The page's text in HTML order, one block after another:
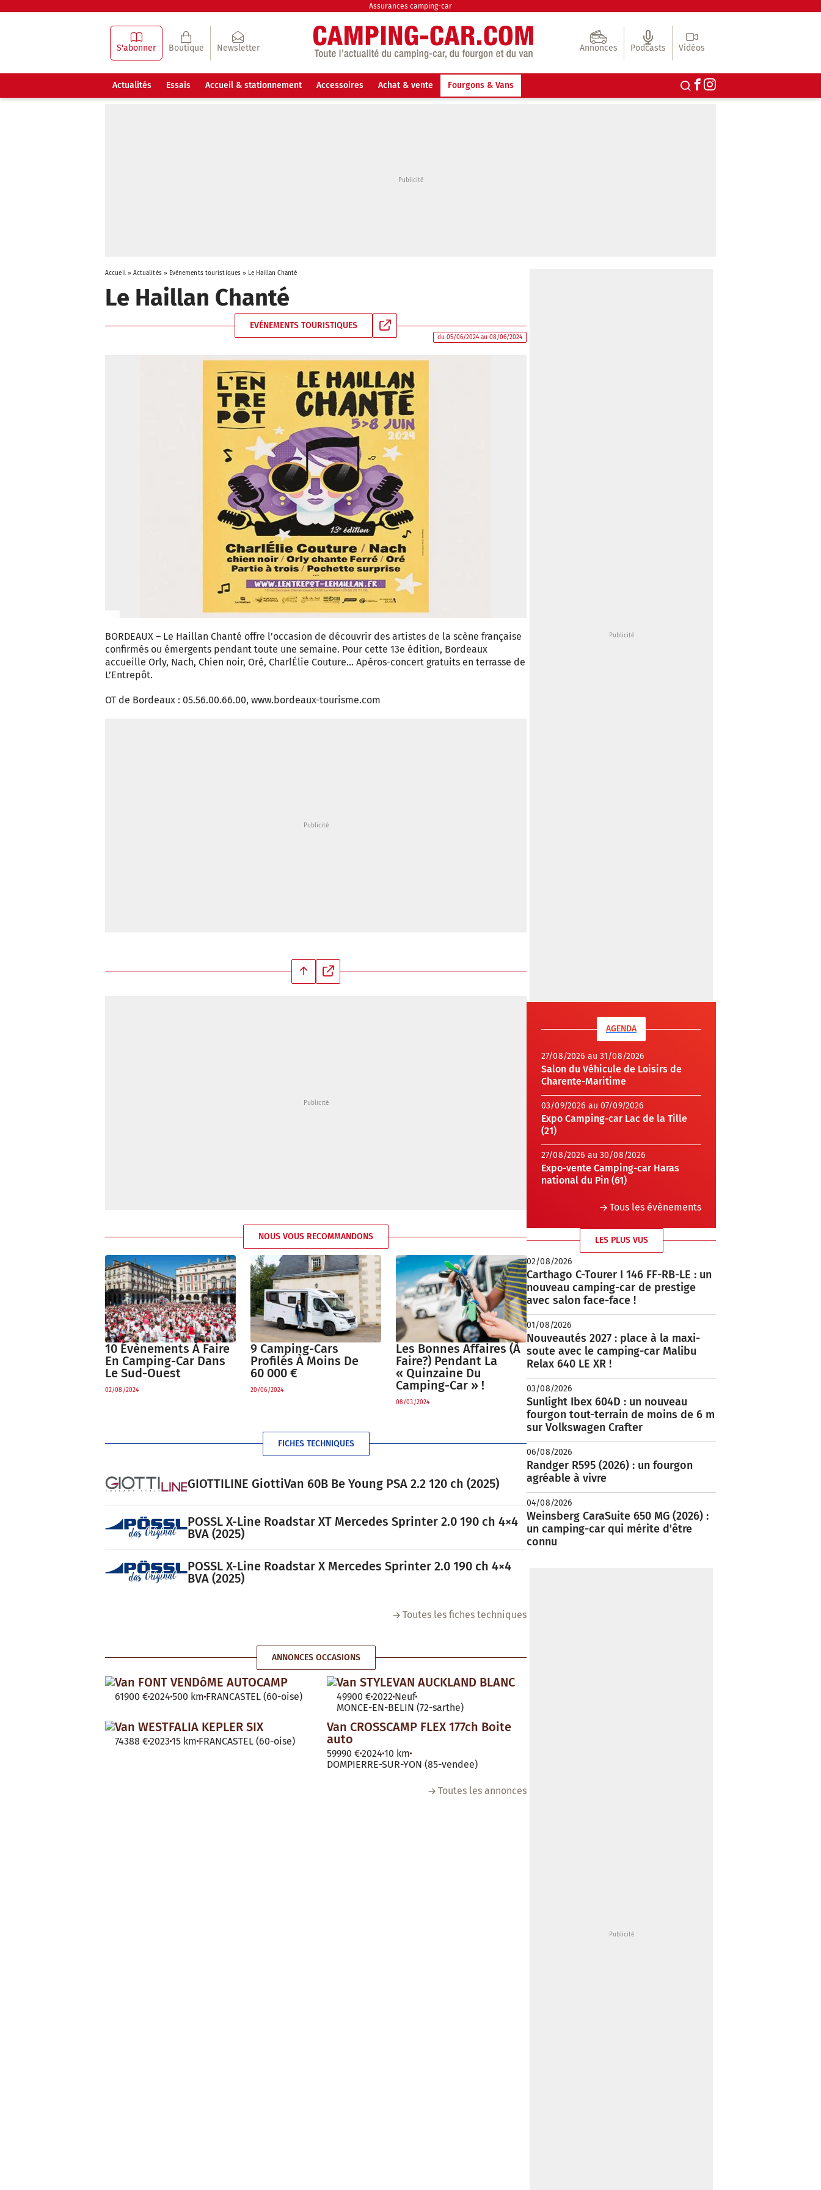
Assurances camping-car
S'abonner Boutique Newsletter Annonces Podcasts Vidéos
Actualités Essais Accueil & stationnement Accessoires Achat & vente Fourgons & Vans
Accueil» Actualités» Evénements touristiques » Le Haillan Chanté
Le Haillan Chanté
EVÉNEMENTS TOURISTIQUES
du 05/06/2024 au 08/06/2024
BORDEAUX – Le Haillan Chanté offre l’occasion de découvrir des artistes de la scène française
confirmés ou émergents pendant toute une semaine. Pour cette 13e édition, Bordeaux
accueille Orly, Nach, Chien noir, Oré, CharlÉlie Couture… Apéros-concert gratuits en terrasse de
L’Entrepôt.
OT de Bordeaux : 05.56.00.66.00, www.bordeaux-tourisme.com
NOUS VOUS RECOMMANDONS
10 Évènements À Faire
En Camping-Car Dans
Le Sud-Ouest
02/08/2024
9 Camping-Cars
Profilés À Moins De
60 000 €
20/06/2024
Les Bonnes Affaires (à
Faire?) Pendant La
« Quinzaine Du
Camping-Car » !
08/03/2024
FICHES TECHNIQUES
GIOTTILINE GiottiVan 60B Be Young PSA 2.2 120 ch (2025)
POSSL X-Line Roadstar XT Mercedes Sprinter 2.0 190 ch 4×4
BVA (2025)
POSSL X-Line Roadstar X Mercedes Sprinter 2.0 190 ch 4×4
BVA (2025)
Toutes les fiches techniques
ANNONCES OCCASIONS
Van FONT VENDôME AUTOCAMP
61900 €2024 500 km FRANCASTEL (60-oise)
Van STYLEVAN AUCKLAND BLANC
49900 €2022 Neuf
MONCE-EN-BELIN (72-sarthe)
Van WESTFALIA KEPLER SIX
74388 €2023 15 km FRANCASTEL (60-oise)
Van CROSSCAMP FLEX 177ch Boite
auto
59990 €2024 10 km
DOMPIERRE-SUR-YON (85-vendee)
Toutes les annonces
AGENDA
27/08/2026 au 31/08/2026
Salon du Véhicule de Loisirs de
Charente-Maritime
03/09/2026 au 07/09/2026
Expo Camping-car Lac de la Tille
(21)
27/08/2026 au 30/08/2026
Expo-vente Camping-car Haras
national du Pin (61)
Tous les évènements
LES PLUS VUS
02/08/2026
Carthago C-Tourer I 146 FF-RB-LE : un
nouveau camping-car de prestige
avec salon face-face !
01/08/2026
Nouveautés 2027 : place à la maxi-
soute avec le camping-car Malibu
Relax 640 LE XR !
03/08/2026
Sunlight Ibex 604D : un nouveau
fourgon tout-terrain de moins de 6 m
sur Volkswagen Crafter
06/08/2026
Randger R595 (2026) : un fourgon
agréable à vivre
04/08/2026
Weinsberg CaraSuite 650 MG (2026) :
un camping-car qui mérite d'être
connu